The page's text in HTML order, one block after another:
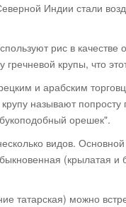
Индии стали
рис в
крупы, что
и арабским
называют
орешек".
видов.
татарская) можно